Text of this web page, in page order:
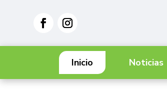
Inicio Noticias